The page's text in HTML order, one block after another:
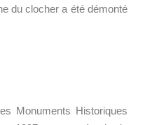
du clocher a été démonté
Monuments Historiques